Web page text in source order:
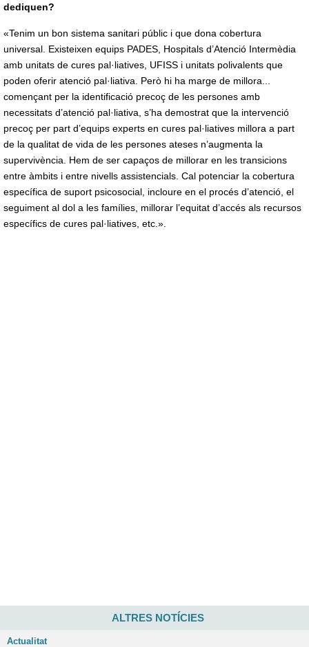
dediquen?
«Tenim un bon sistema sanitari públic i que dona cobertura
universal. Existeixen equips PADES, Hospitals d’Atenció Intermèdia
amb unitats de cures pal·liatives, UFISS i unitats polivalents que
poden oferir atenció pal·liativa. Però hi ha marge de millora...
començant per la identificació precoç de les persones amb
necessitats d’atenció pal·liativa, s’ha demostrat que la intervenció
precoç per part d’equips experts en cures pal·liatives millora a part
de la qualitat de vida de les persones ateses n’augmenta la
supervivència. Hem de ser capaços de millorar en les transicions
entre àmbits i entre nivells assistencials. Cal potenciar la cobertura
específica de suport psicosocial, incloure en el procés d’atenció, el
seguiment al dol a les famílies, millorar l’equitat d’accés als recursos
específics de cures pal·liatives, etc.».
ALTRES NOTÍCIES
Actualitat